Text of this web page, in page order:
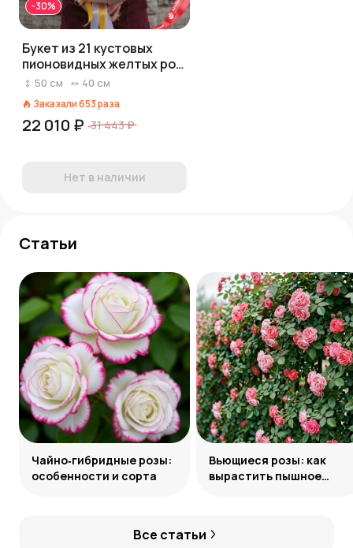
-30%
Букет из 21 кустовых
пионовидных желтых роз
в пленке
50 см 40 см
Заказали653раза
22 010 ₽ 31 443 ₽
Нет в наличии
Статьи
Все статьи
Чайно‑гибридные розы:
особенности и сорта
Вьющиеся розы: как
вырастить пышное